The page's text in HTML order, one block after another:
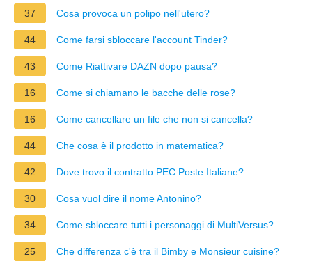
37 Cosa provoca un polipo nell'utero?
44 Come farsi sbloccare l'account Tinder?
43 Come Riattivare DAZN dopo pausa?
16 Come si chiamano le bacche delle rose?
16 Come cancellare un file che non si cancella?
44 Che cosa è il prodotto in matematica?
42 Dove trovo il contratto PEC Poste Italiane?
30 Cosa vuol dire il nome Antonino?
34 Come sbloccare tutti i personaggi di MultiVersus?
25 Che differenza c'è tra il Bimby e Monsieur cuisine?